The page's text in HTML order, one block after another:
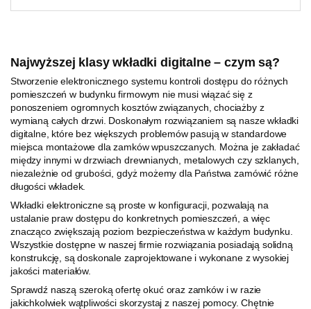
Najwyższej klasy wkładki digitalne – czym są?
Stworzenie elektronicznego systemu kontroli dostępu do różnych
pomieszczeń w budynku firmowym nie musi wiązać się z
ponoszeniem ogromnych kosztów związanych, chociażby z
wymianą całych drzwi. Doskonałym rozwiązaniem są nasze wkładki
digitalne, które bez większych problemów pasują w standardowe
miejsca montażowe dla zamków wpuszczanych. Można je zakładać
między innymi w drzwiach drewnianych, metalowych czy szklanych,
niezależnie od grubości, gdyż możemy dla Państwa zamówić różne
długości wkładek.
Wkładki elektroniczne są proste w konfiguracji, pozwalają na
ustalanie praw dostępu do konkretnych pomieszczeń, a więc
znacząco zwiększają poziom bezpieczeństwa w każdym budynku.
Wszystkie dostępne w naszej firmie rozwiązania posiadają solidną
konstrukcję, są doskonale zaprojektowane i wykonane z wysokiej
jakości materiałów.
Sprawdź naszą szeroką ofertę okuć oraz zamków i w razie
jakichkolwiek wątpliwości skorzystaj z naszej pomocy. Chętnie